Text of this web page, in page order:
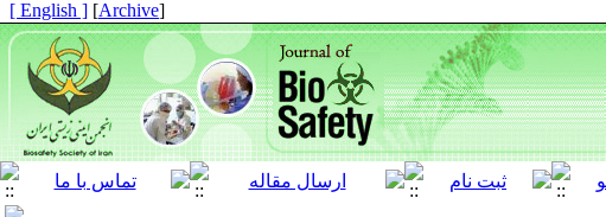
[
Archive
]
[ English ]